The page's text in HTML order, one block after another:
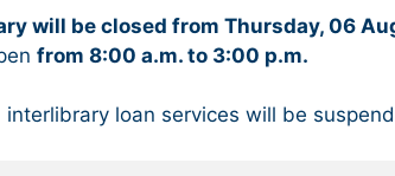
will be closed from Thursday, 06
from 8:00 a.m. to 3:00 p.m.
loan services will be